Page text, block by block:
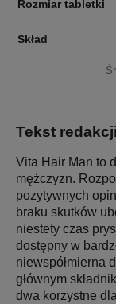
Rozmiar tabletki
Skład
Tekst
Vita Hair Man to
mężczyzn.
pozytywnych
braku skutków
niestety czas
dostępny w
niewspółmierna
głównym
dwa korzystne